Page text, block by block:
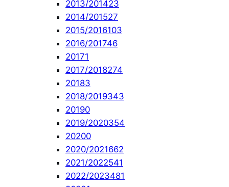
2013/201423
2014/201527
2015/2016103
2016/201746
20171
2017/2018274
20183
2018/2019343
20190
2019/2020354
20200
2020/2021662
2021/2022541
2022/2023481